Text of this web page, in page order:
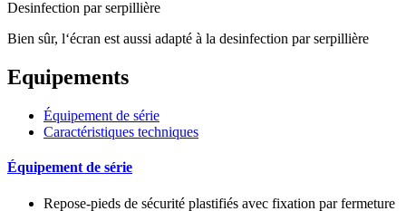
Desinfection par serpillière
Bien sûr, l‘écran est aussi adapté à la desinfection par serpillière
Equipements
Équipement de série
Caractéristiques techniques
Équipement de série
Repose-pieds de sécurité plastifiés avec fixation par fermeture